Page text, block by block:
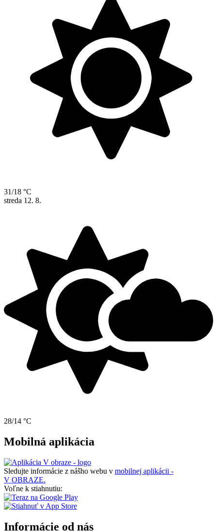
31/18 °C
streda 12. 8.
28/14 °C
Mobilná aplikácia
Sledujte informácie z nášho webu v mobilnej aplikácii -
V OBRAZE.
Voľne k stiahnutiu:
Informácie od nás